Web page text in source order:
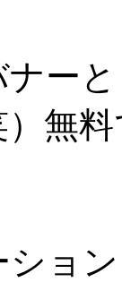
ー
）無
ョ